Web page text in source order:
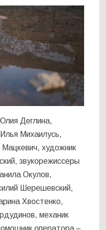
Деглина,
Михаилусь,
художник
звукорежиссеры
Окулов,
Шерешевский,
Хвостенко,
механик
оператора –